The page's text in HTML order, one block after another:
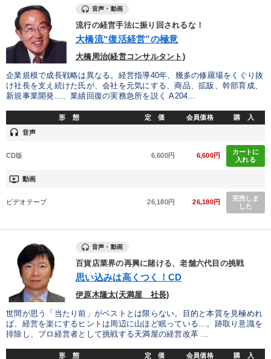
音声・動画
流行の経営手法に振り回されるな！
大橋流“復活経営”の極意
大橋周治(経営コンサルタント)
企業規模で成長戦略は異なる。経営指導40年、幾多の修羅場をくぐり抜
け社長を支え続けた氏が、会社を元気にする、商品、拡販、幹部育成、
新規事業開発…、業績回復の実務急所を説く A204...
形 態 定 価 会員価格 購 入
headset 音声
CD版 6,600円 6,600円
カートに
入れる
ondemand_video 動画
ビデオテープ 26,180円 26,180円
完売しま
した
音声・動画
百貨店業界の再興に賭ける、老舗六代目の挑戦
思い込みは高くつく！CD
伊原木隆太(天満屋 社長)
世間が思う「当たり前」がベストとは限らない。目的と本質を見極めれ
ば、経営を楽にするヒントは周辺に山ほど眠っている…。跡取り意識を
排除し、プロ経営者として挑戦する天満屋の経営改革 ...
形 態 定 価 会員価格 購 入